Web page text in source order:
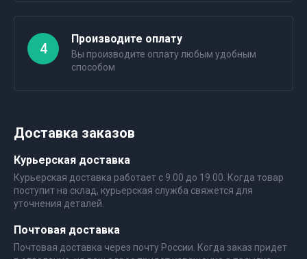
4
Производите оплату
Вы производите оплату любым удобным
способом
Доставка заказов
Курьерская доставка
Курьерская доставка работает с 9.00 до 19.00. Когда товар
поступит на склад, курьерская служба свяжется для
уточнения деталей.
Почтовая доставка
Почтовая доставка через почту России. Когда заказ придет